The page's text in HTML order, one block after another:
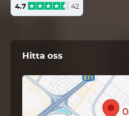
4.7 42
Hitta oss